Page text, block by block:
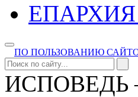
ПО ПОЛЬЗОВАНИЮ
ИСПОВЕДЬ